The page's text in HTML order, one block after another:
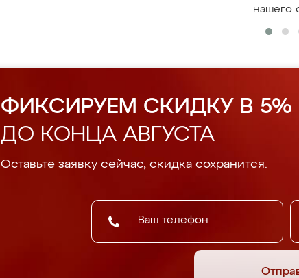
нашего
ФИКСИРУЕМ СКИДКУ В 5%
ДО КОНЦА АВГУСТА
Оставьте заявку сейчас, скидка сохранится.